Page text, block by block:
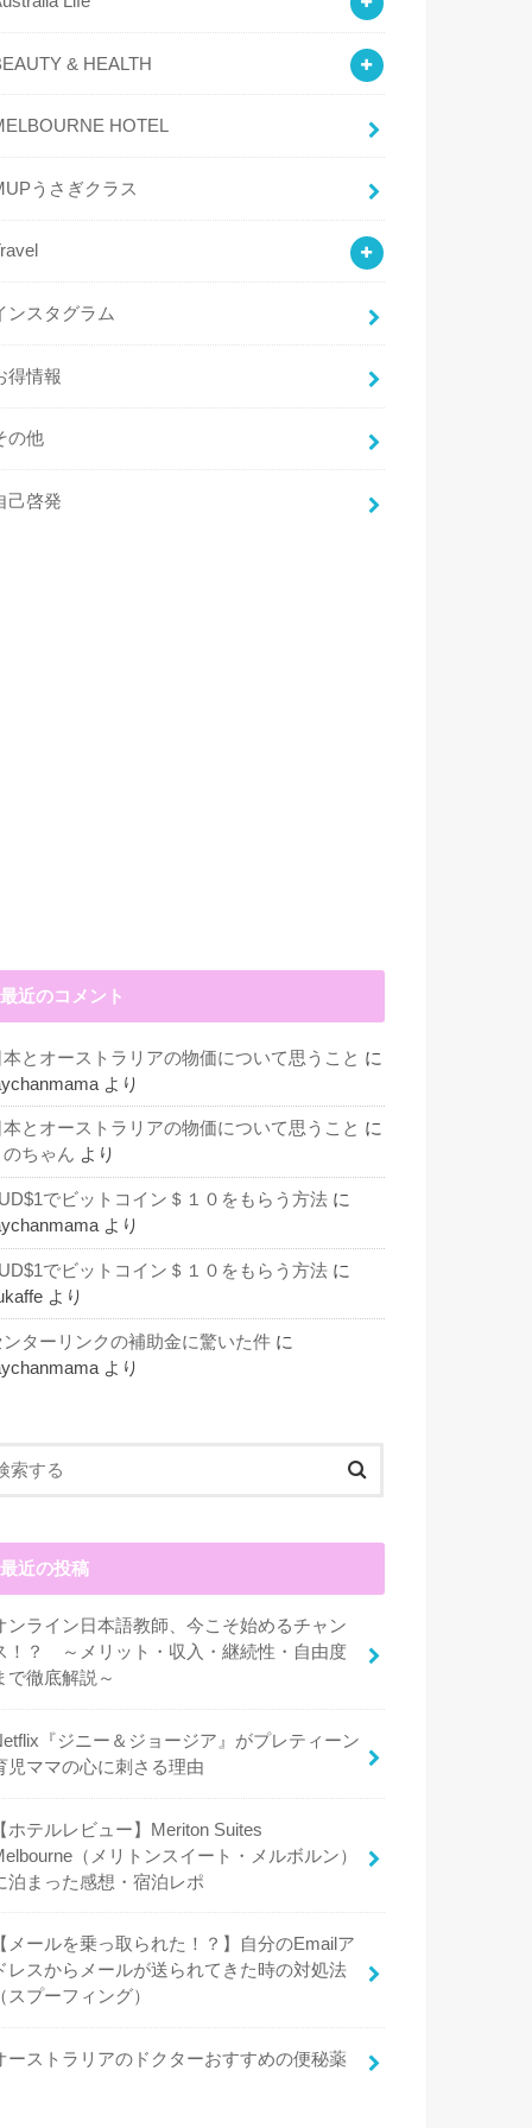
& HEALTH
HOTEL
うさぎクラス
ンスタグラム
得情報
の他
己啓発
最近のコメント
本とオーストラリアの物価について思うこと に
より
本とオーストラリアの物価について思うこと に
のちゃん より
でビットコイン＄１０をもらう方法 に
より
でビットコイン＄１０をもらう方法 に
より
ンターリンクの補助金に驚いた件 に
より
最近の投稿
ンライン日本語教師、今こそ始めるチャン
！？ ～メリット・収入・継続性・自由度
で徹底解説～
『ジニー＆ジョージア』がプレティーン
児ママの心に刺さる理由
【ホテルレビュー】Meriton Suites
（メリトンスイート・メルボルン）
泊まった感想・宿泊レポ
【メールを乗っ取られた！？】自分のEmailア
レスからメールが送られてきた時の対処法
（スプーフィング）
ーストラリアのドクターおすすめの便秘薬